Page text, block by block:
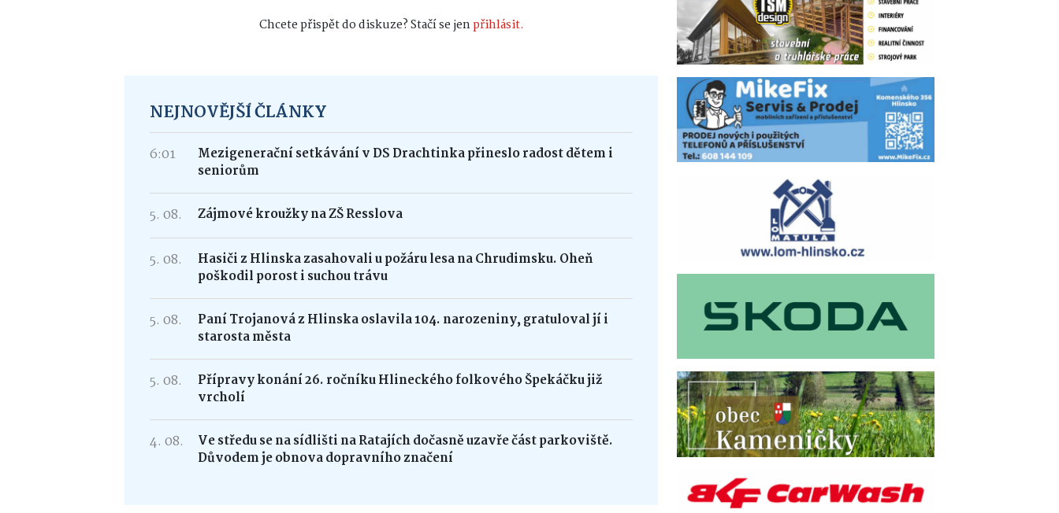
Chcete přispět do diskuze? Stačí se jenpřihlásit.
NEJNOVĚJŠÍ ČLÁNKY
6:01
Mezigenerační setkávání v DS Drachtinka přineslo radost dětem i
seniorům
5. 08. Zájmové kroužky na ZŠ Resslova
5. 08.
Hasiči z Hlinska zasahovali u požáru lesa na Chrudimsku. Oheň
poškodil porost i suchou trávu
5. 08.
Paní Trojanová z Hlinska oslavila 104. narozeniny, gratuloval jí i
starosta města
5. 08.
Přípravy konání 26. ročníku Hlineckého folkového Špekáčku již
vrcholí
4. 08.
Ve středu se na sídlišti na Ratajích dočasně uzavře část parkoviště.
Důvodem je obnova dopravního značení